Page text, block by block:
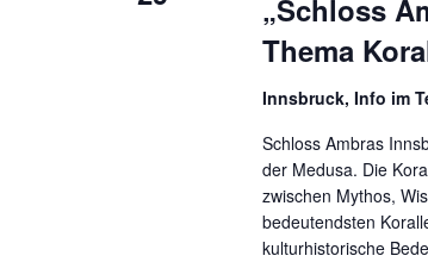
„Schloss
Thema
Innsbruck, Info im
Schloss Ambras
der Medusa. Die
zwischen Mythos,
bedeutendsten
kulturhistorische